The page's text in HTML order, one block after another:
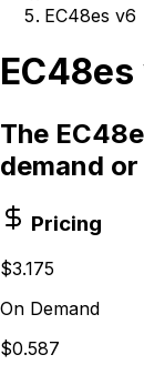
EC48es v6
EC48es
The
demand
Pricing
$3.175
On Demand
$0.587